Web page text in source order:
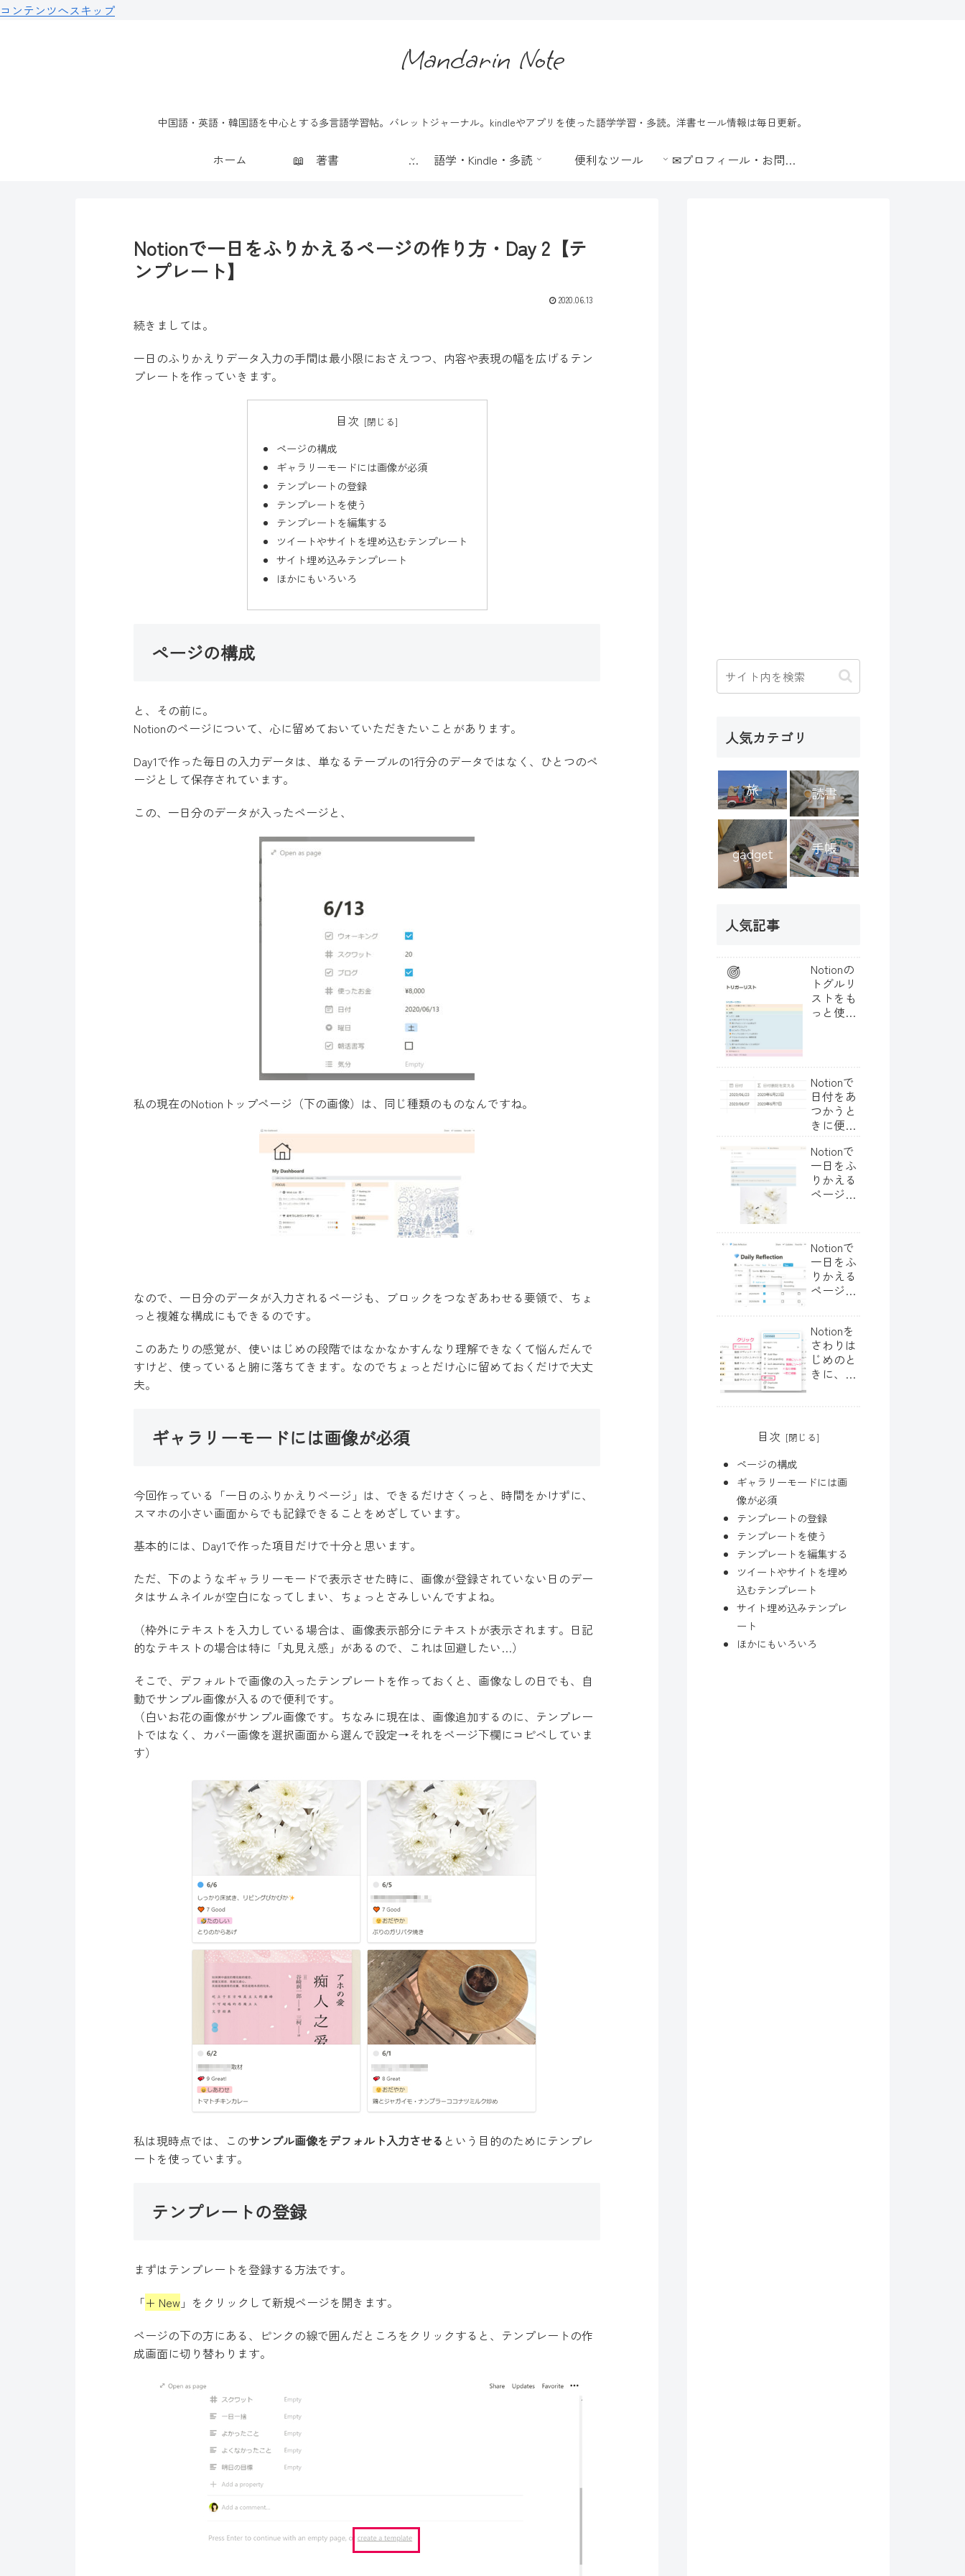
コンテンツへスキップ
Mandarin Note
中国語・英語・韓国語を中心とする多言語学習帖。バレットジャーナル。kindleやアプリを使った語学学習・多読。洋書セール情報は毎日更新。
ホーム 📖 著書 語学・Kindle・多読 便利なツール ✉プロフィール・お問合せ
Notionで一日をふりかえるページの作り方・Day 2【テ
ンプレート】
2020.06.13
続きましては。
一日のふりかえりデータ入力の手間は最小限におさえつつ、内容や表現の幅を広げるテン
プレートを作っていきます。
目次
ページの構成
ギャラリーモードには画像が必須
テンプレートの登録
テンプレートを使う
テンプレートを編集する
ツイートやサイトを埋め込むテンプレート
サイト埋め込みテンプレート
ほかにもいろいろ
ページの構成
と、その前に。
Notionのページについて、心に留めておいていただきたいことがあります。
Day1で作った毎日の入力データは、単なるテーブルの1行分のデータではなく、ひとつのペ
ージとして保存されています。
この、一日分のデータが入ったページと、
私の現在のNotionトップページ（下の画像）は、同じ種類のものなんですね。
なので、一日分のデータが入力されるページも、ブロックをつなぎあわせる要領で、ちょ
っと複雑な構成にもできるのです。
このあたりの感覚が、使いはじめの段階ではなかなかすんなり理解できなくて悩んだんで
すけど、使っていると腑に落ちてきます。なのでちょっとだけ心に留めておくだけで大丈
夫。
ギャラリーモードには画像が必須
今回作っている「一日のふりかえりページ」は、できるだけさくっと、時間をかけずに、
スマホの小さい画面からでも記録できることをめざしています。
基本的には、Day1で作った項目だけで十分と思います。
ただ、下のようなギャラリーモードで表示させた時に、画像が登録されていない日のデー
タはサムネイルが空白になってしまい、ちょっとさみしいんですよね。
（枠外にテキストを入力している場合は、画像表示部分にテキストが表示されます。日記
的なテキストの場合は特に「丸見え感」があるので、これは回避したい…）
そこで、デフォルトで画像の入ったテンプレートを作っておくと、画像なしの日でも、自
動でサンプル画像が入るので便利です。
（白いお花の画像がサンプル画像です。ちなみに現在は、画像追加するのに、テンプレー
トではなく、カバー画像を選択画面から選んで設定→それをページ下欄にコピペしていま
す）
私は現時点では、このサンプル画像をデフォルト入力させる という目的のためにテンプレ
ートを使っています。
テンプレートの登録
まずはテンプレートを登録する方法です。
「+ New 」をクリックして新規ページを開きます。
ページの下の方にある、ピンクの線で囲んだところをクリックすると、テンプレートの作
成画面に切り替わります。
人気カテゴリ
旅 読書
gadget 手帳
人気記事
Notionの
トグルリ
ストをも
っと使い
Notionで
日付をあ
つかうと
きに便利
ろいろ
Notionで
一日をふ
りかえる
ページの
プレー
ト】
Notionで
一日をふ
りかえる
ページの
4【ソー
ト・フィ
ルタ】
Notionを
さわりは
じめのと
きに、と
ジ
目次
ページの構成
ギャラリーモードには画
像が必須
テンプレートの登録
テンプレートを使う
テンプレートを編集する
ツイートやサイトを埋め
込むテンプレート
サイト埋め込みテンプレ
ート
ほかにもいろいろ